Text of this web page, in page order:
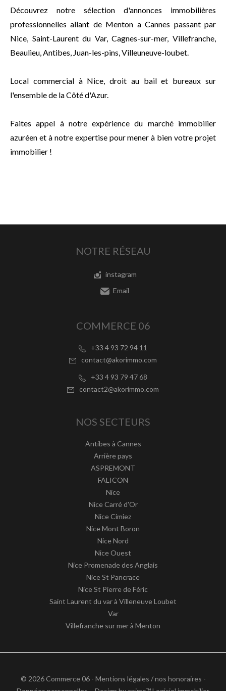
Découvrez notre sélection d'annonces immobilières
professionnelles allant de Menton a Cannes passant par
Nice, Saint-Laurent du Var, Cagnes-sur-mer, Villefranche,
Beaulieu, Antibes, Juan-les-pins, Villeuneuve-loubet.
Local commercial à Nice, droit au bail et bureaux sur
l'ensemble de la Côté d'Azur.
Faites appel à notre expérience du marché immobilier
azuréen et à notre expertise pour mener à bien votre projet
immobilier !
NOTRE RÉSEAU
instagram
Email
COMMERCE 06
+33 4 93 72 94 11
contact@akorimmo.com
+33 4 93 79 47 68
contact2@akorimmo.com
NOS SECTEURS
Antibes à Cannes
Arrière pays
ASPREMONT
FALICON
Nice
Nice Carré d'Or
Nice Cimiez
Nice Mont Boron
Nice Nord
Nice Ouest
Nice Promenade des Anglais
Nice St Pancrace
Nice St Pierre de Féric
Saint Laurent du var à Villeneuve Loubet
Var
Villefranche sur mer à Menton
© 2026 Commerce 06 - Mentions légales / nos honoraires -